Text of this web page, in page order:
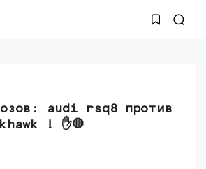
audi rsq8 против
! ✋🛑